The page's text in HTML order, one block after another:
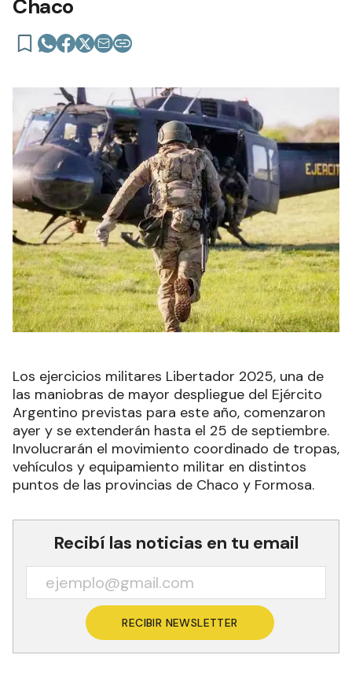
Chaco
Los ejercicios militares Libertador 2025, una de
las maniobras de mayor despliegue del Ejército
Argentino previstas para este año, comenzaron
ayer y se extenderán hasta el 25 de septiembre.
Involucrarán el movimiento coordinado de tropas,
vehículos y equipamiento militar en distintos
puntos de las provincias de Chaco y Formosa.
Recibí las noticias en tu email
RECIBIR NEWSLETTER